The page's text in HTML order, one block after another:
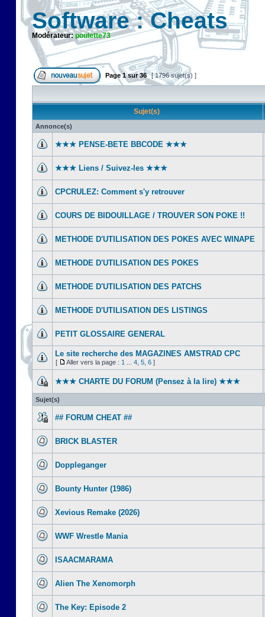
Software : Cheats
Modérateur:poulette73
Page1sur36 [ 1796 sujet(s) ]
Sujet(s)
Annonce(s)
★★★ PENSE-BETE BBCODE ★★★
★★★ Liens / Suivez-les ★★★
CPCRULEZ: Comment s'y retrouver‎
COURS DE BIDOUILLAGE / TROUVER SON POKE !!
METHODE D'UTILISATION DES POKES AVEC WINAPE
METHODE D'UTILISATION DES POKES
METHODE D'UTILISATION DES PATCHS
METHODE D'UTILISATION DES LISTINGS
PETIT GLOSSAIRE GENERAL
Le site recherche des MAGAZINES AMSTRAD CPC
[ Aller vers la page : 1 4 5 6 ]
★★★ CHARTE DU FORUM (Pensez à la lire) ★★★
Sujet(s)
## FORUM CHEAT ##
BRICK BLASTER
Doppleganger
Bounty Hunter (1986)
Xevious Remake (2026)
WWF Wrestle Mania
ISAACMARAMA
Alien The Xenomorph
The Key: Episode 2